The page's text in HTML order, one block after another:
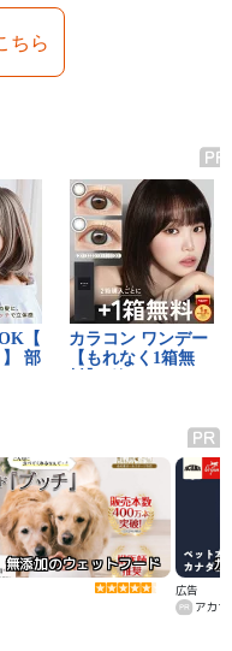
ちら
無添加のウェットフード カ
広告
アカ